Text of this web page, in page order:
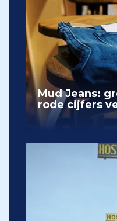
Mud Jeans:
rode cijfers